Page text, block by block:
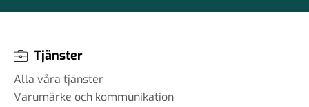
Tjänster
Alla våra tjänster
Varumärke och kommunikation